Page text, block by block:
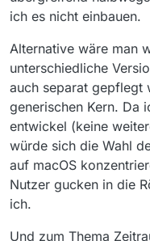
ich es nicht einbauen.
Alternative wäre man
unterschiedliche
auch separat gepflegt
generischen Kern. Da
entwickel (keine
würde sich die Wahl
auf macOS
Nutzer gucken in die
ich.
Und zum Thema